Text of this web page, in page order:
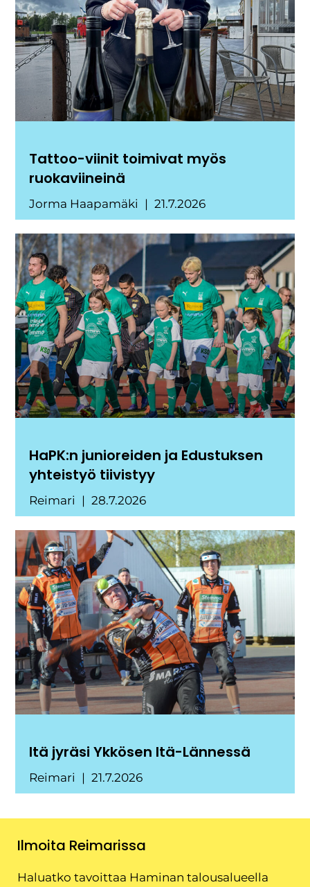
Tattoo-viinit toimivat myös
ruokaviineinä
Jorma Haapamäki 21.7.2026
HaPK:n junioreiden ja Edustuksen
yhteistyö tiivistyy
Reimari 28.7.2026
Itä jyräsi Ykkösen Itä-Lännessä
Reimari 21.7.2026
Ilmoita Reimarissa
Haluatko tavoittaa Haminan talousalueella